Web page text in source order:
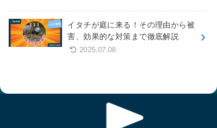
イタチが庭に来る！その理由から被
害、効果的な対策まで徹底解説
2025.07.08